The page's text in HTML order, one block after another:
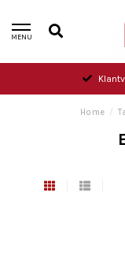
MENU
Home /